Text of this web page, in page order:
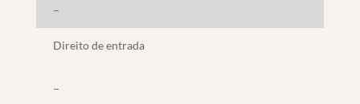
–
Direito de entrada
–